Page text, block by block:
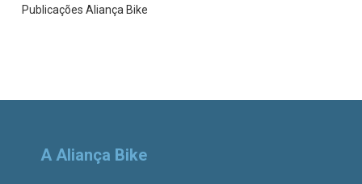
Publicações Aliança Bike
A Aliança Bike